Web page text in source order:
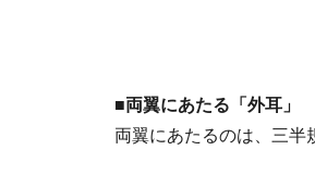
■両翼にあたる「外耳」
両翼にあたるのは、三半